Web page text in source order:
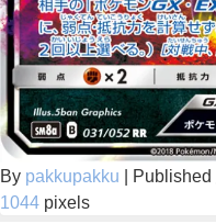
By pakkupakku Published
1044 pixels